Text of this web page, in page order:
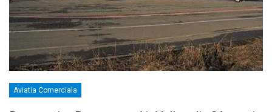
Aviatia Comerciala